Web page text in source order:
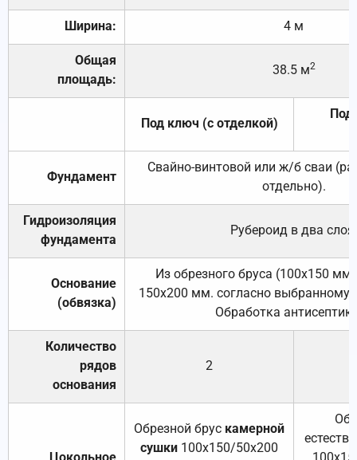
Ширина: 4 м
Общая
площадь:
38.5 м2
Под ключ (с отделкой)
Под
Фундамент
Свайно-винтовой или ж/б сваи
отдельно).
Гидроизоляция
фундамента
Рубероид в два слоя.
Основание
(обвязка)
Из обрезного бруса (100х150
150х200 мм. согласно выбранному
Обработка
Количество
рядов
основания
2
Цокольное
Обрезной брус камерной
сушки 100х150/50х200